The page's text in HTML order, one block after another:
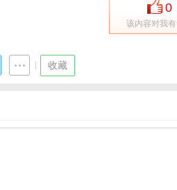
0
该内容对我
收藏